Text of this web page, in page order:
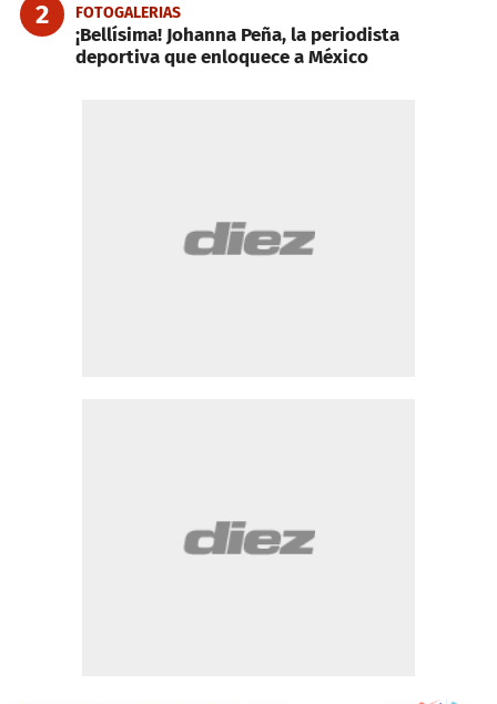
2 FOTOGALERIAS
¡Bellísima! Johanna Peña, la periodista
deportiva que enloquece a México